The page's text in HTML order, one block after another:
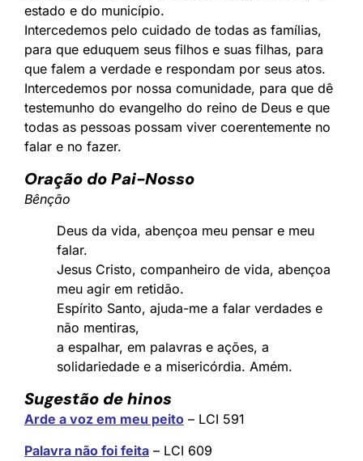
estado e do município.
Intercedemos pelo cuidado de todas as famílias,
para que eduquem seus filhos e suas filhas, para
que falem a verdade e respondam por seus atos.
Intercedemos por nossa comunidade, para que dê
testemunho do evangelho do reino de Deus e que
todas as pessoas possam viver coerentemente no
falar e no fazer.
Oração do Pai-Nosso
Bênção
Deus da vida, abençoa meu pensar e meu
falar.
Jesus Cristo, companheiro de vida, abençoa
meu agir em retidão.
Espírito Santo, ajuda-me a falar verdades e
não mentiras,
a espalhar, em palavras e ações, a
solidariedade e a misericórdia. Amém.
Sugestão de hinos
Arde a voz em meu peito – LCI 591
Palavra não foi feita – LCI 609